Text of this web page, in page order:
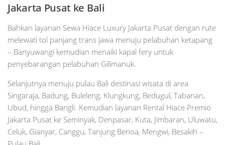
Jakarta Pusat ke Bali
Bahkan layanan Sewa Hiace Luxury Jakarta Pusat dengan rute
melewati tol panjang trans jawa menuju pelabuhan ketapang
– Banyuwangi kemudian menaiki kapal fery untuk
penyebarangan pelabuhan Gilimanuk.
Selanjutnya menuju pulau Bali destinasi wisata di area
Singaraja, Badung, Buleleng, Klungkung, Bedugul, Tabanan,
Ubud, hingga Bangli. Kemudian layanan Rental Hiace Premio
Jakarta Pusat ke Seminyak, Denpasar, Kuta, Jimbaran, Uluwatu,
Celuk, Gianyar, Canggu, Tanjung Benoa, Mengwi, Besakih –